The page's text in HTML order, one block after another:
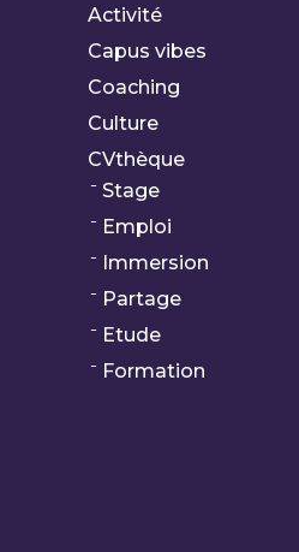
Activité
Capus vibes
Coaching
Culture
CVthèque
Stage
Emploi
Immersion
Partage
Etude
Formation